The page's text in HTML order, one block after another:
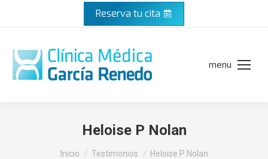
Reserva tu cita
menu
Heloise P Nolan
Estás aquí:
Inicio Testimonios Heloise P Nolan